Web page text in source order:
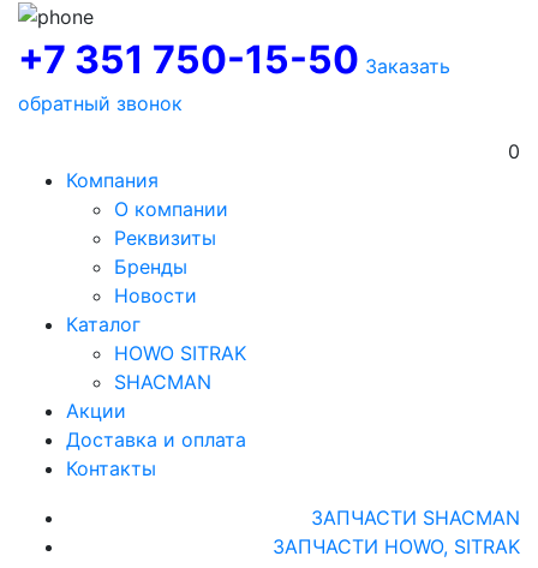
+7 351 750-15-50 Заказать
обратный звонок
0
Компания
О компании
Реквизиты
Бренды
Новости
Каталог
HOWO SITRAK
SHACMAN
Акции
Доставка и оплата
Контакты
ЗАПЧАСТИ SHACMAN
ЗАПЧАСТИ HOWO, SITRAK